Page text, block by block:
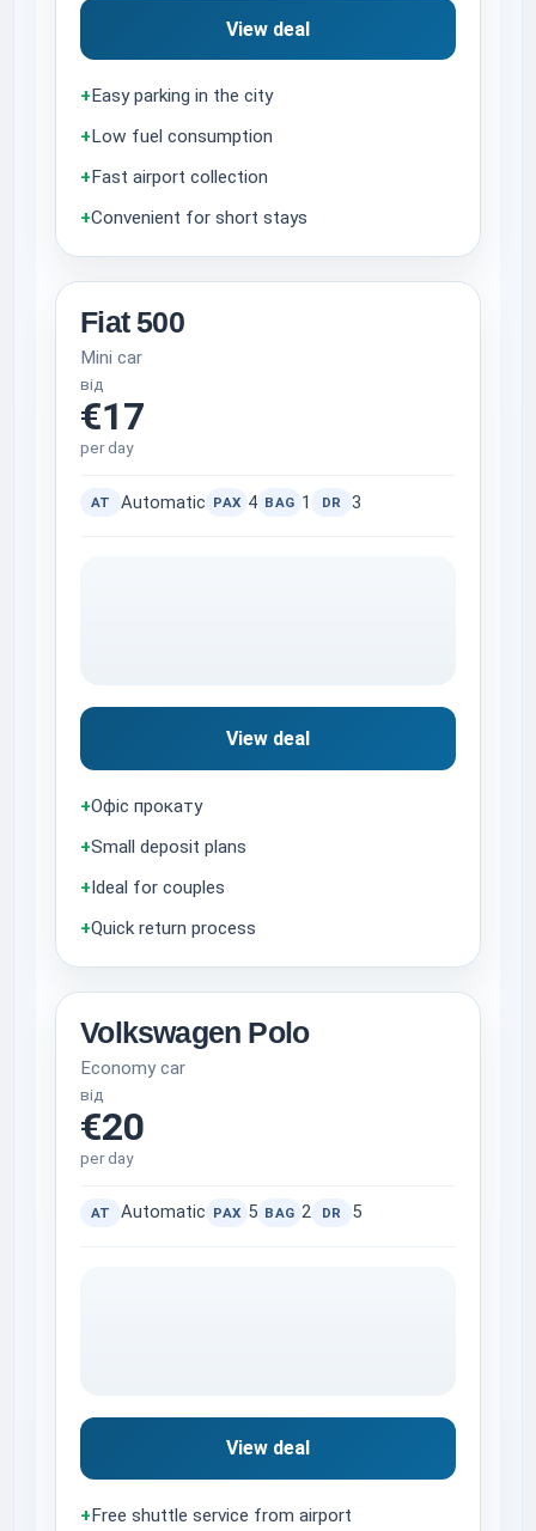
View deal
+ Easy parking in the city
+ Low fuel consumption
+ Fast airport collection
+Convenient for short stays
Fiat 500
Mini car
від
€17
per day
AT Automatic PAX 4 BAG 1 DR 3
View deal
+Офіс прокату
+Small deposit plans
+Ideal for couples
+Quick return process
Volkswagen Polo
Economy car
від
€20
per day
AT Automatic PAX 5 BAG 2 DR 5
View deal
+Free shuttle service from airport